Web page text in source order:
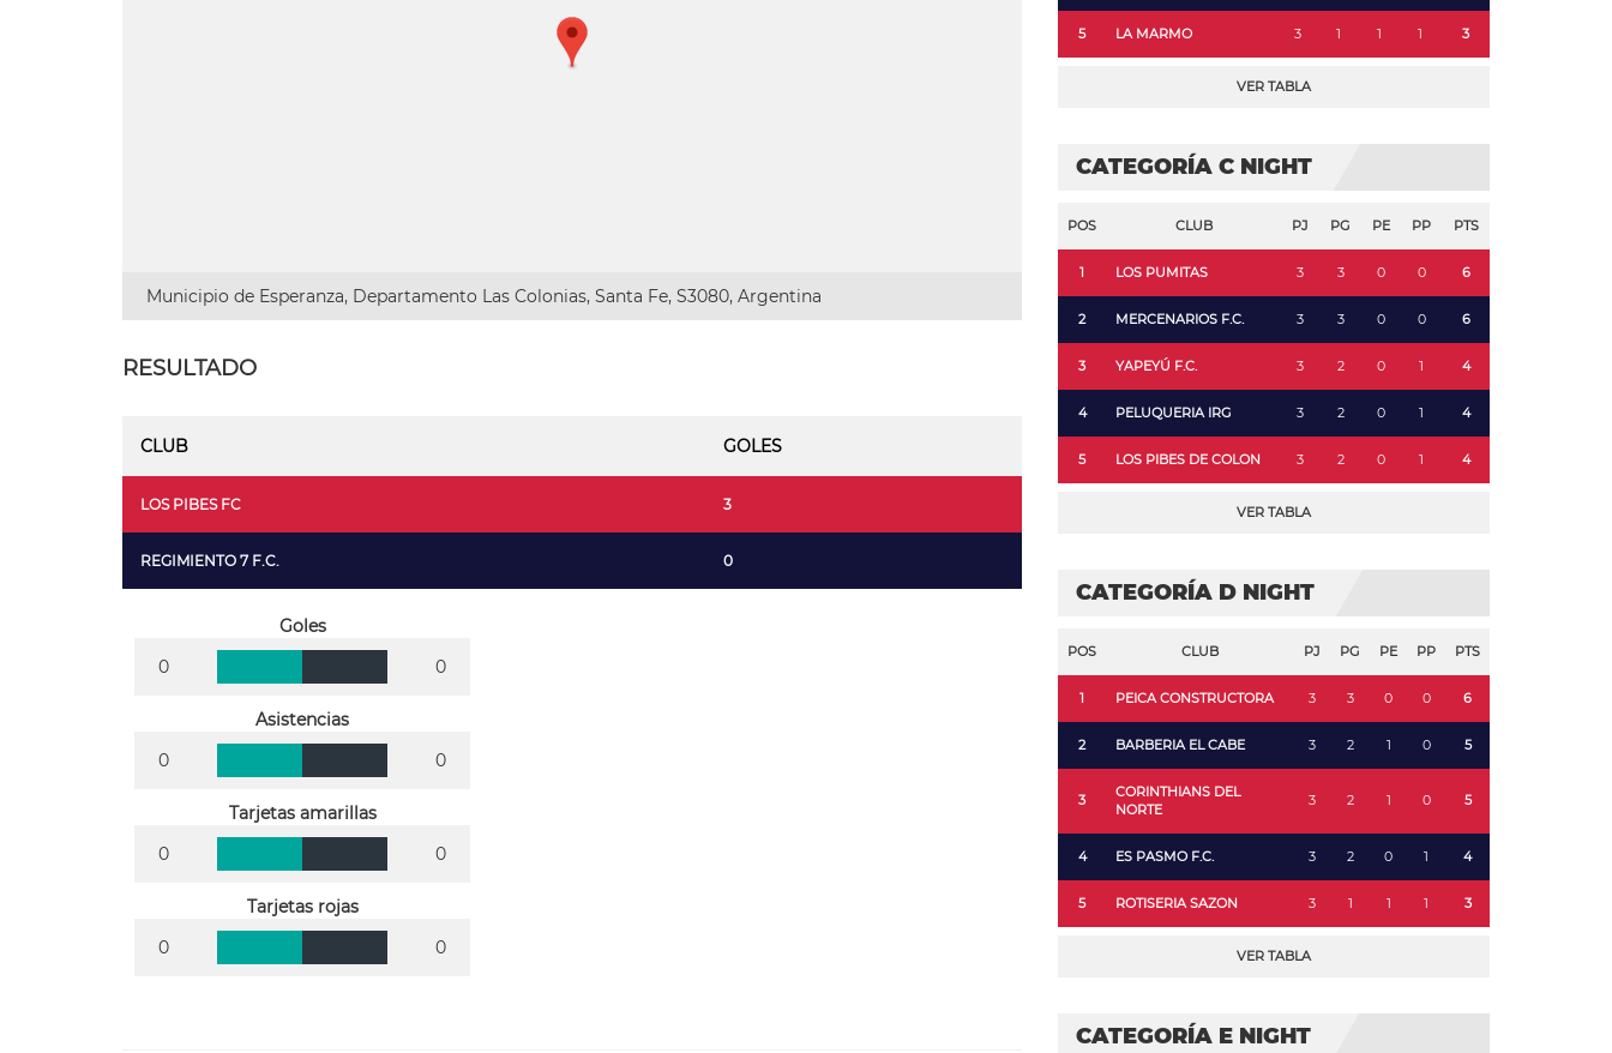
Municipio de Esperanza, Departamento Las Colonias, Santa Fe, S3080, Argentina
RESULTADO
CLUB GOLES
LOS PIBES FC 3
REGIMIENTO 7 F.C. 0
Goles
0
0
Asistencias
0
0
Tarjetas amarillas
0
0
Tarjetas rojas
0
0
5 LA MARMO 3 1 1 1 3
VER TABLA
CATEGORÍA C NIGHT
POS CLUB PJ PG PE PP PTS
1 LOS PUMITAS 3 3 0 0 6
2 MERCENARIOS F.C. 3 3 0 0 6
3 YAPEYÚ F.C. 3 2 0 1 4
4 PELUQUERIA IRG 3 2 0 1 4
5 LOS PIBES DE COLON 3 2 0 1 4
VER TABLA
CATEGORÍA D NIGHT
POS CLUB PJ PG PE PP PTS
1 PEICA CONSTRUCTORA 3 3 0 0 6
2 BARBERIA EL CABE 3 2 1 0 5
3
CORINTHIANS DEL
NORTE
3 2 1 0 5
4 ES PASMO F.C. 3 2 0 1 4
5 ROTISERIA SAZON 3 1 1 1 3
VER TABLA
CATEGORÍA E NIGHT